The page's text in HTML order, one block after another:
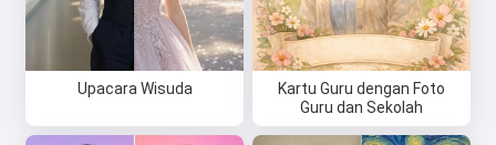
Upacara Wisuda
Kartu Guru dengan Foto
Guru dan Sekolah